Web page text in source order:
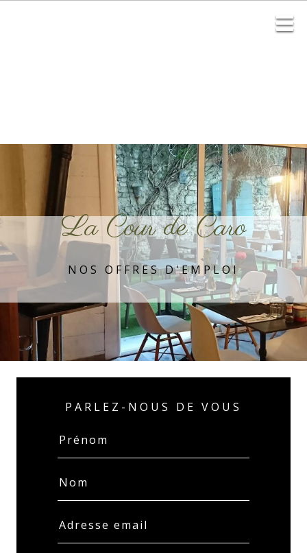
La Cour de Caro
NOS OFFRES D'EMPLOI
PARLEZ-NOUS DE VOUS